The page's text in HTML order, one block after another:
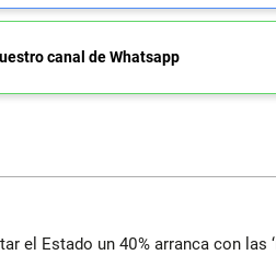
canal de Whatsapp
el Estado un 40% arranca con las